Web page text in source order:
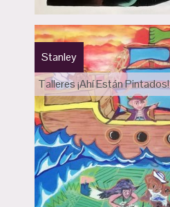
Stanley
Talleres ¡Ahí Están Pintados!